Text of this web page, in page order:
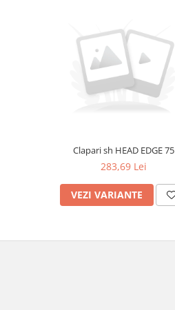
Clapari sh HEAD EDGE 75
283,69 Lei
VEZI VARIANTE